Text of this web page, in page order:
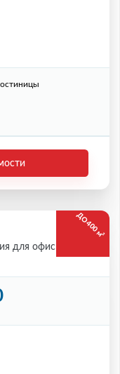
для офисных
ДО 400 м²